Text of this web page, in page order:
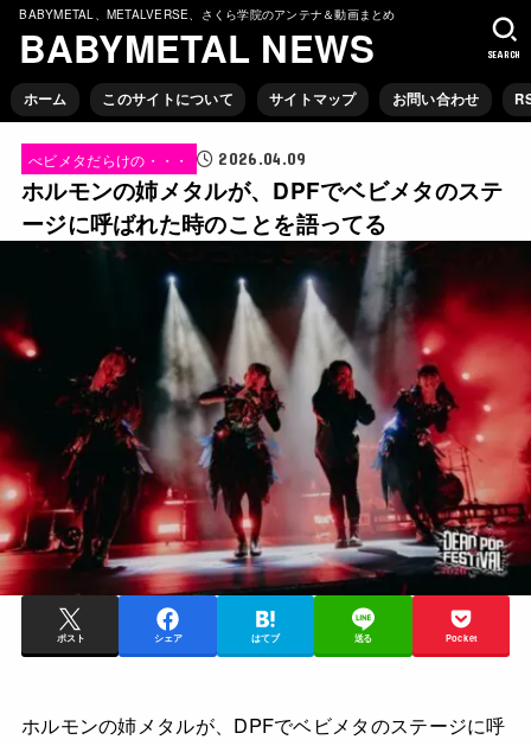
BABYMETAL、METALVERSE、さくら学院のアンテナ＆動画まとめ
BABYMETAL NEWS
ホーム このサイトについて サイトマップ お問い合わせ
SEARCH
べビメタだらけの・・・ 2026.04.09
ホルモンの姉メタルが、DPFでベビメタのステ
ージに呼ばれた時のことを語ってる
ポスト シェア はてブ 送る Pocket
ホルモンの姉メタルが、DPFでベビメタのステージに呼